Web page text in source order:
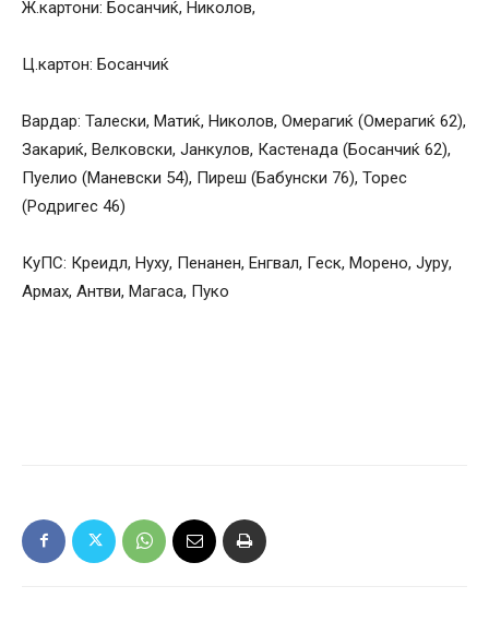
Ж.картони: Босанчиќ, Николов,
Ц.картон: Босанчиќ
Вардар: Талески, Матиќ, Николов, Омерагиќ (Омерагиќ 62),
Закариќ, Велковски, Јанкулов, Кастенада (Босанчиќ 62),
Пуелио (Маневски 54), Пиреш (Бабунски 76), Торес
(Родригес 46)
КуПС: Креидл, Нуху, Пенанен, Енгвал, Геск, Морено, Јуру,
Армах, Антви, Магаса, Пуко